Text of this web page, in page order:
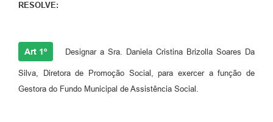
RESOLVE:
Art 1º Designar a Sra. Daniela Cristina Brizolla Soares Da
Silva, Diretora de Promoção Social, para exercer a função de
Gestora do Fundo Municipal de Assistência Social.